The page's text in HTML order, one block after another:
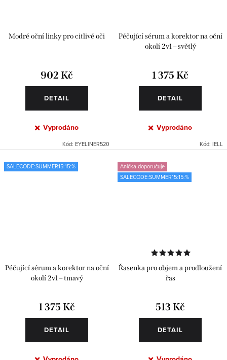
Modré oční linky pro citlivé oči
902 Kč
DETAIL
Vyprodáno
Kód: EYELINER520
Péčující sérum a korektor na oční
okolí 2v1 – světlý
1 375 Kč
DETAIL
Vyprodáno
Kód: IELL
SALECODE:SUMMER15:15:%
Péčující sérum a korektor na oční
okolí 2v1 – tmavý
1 375 Kč
DETAIL
Anička doporučuje
SALECODE:SUMMER15:15:%
Řasenka pro objem a prodloužení
řas
513 Kč
DETAIL